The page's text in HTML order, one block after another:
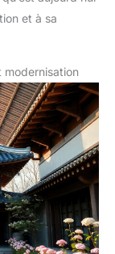
et à sa
modernisation